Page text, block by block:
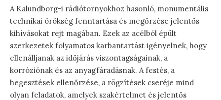
A Kalundborg-i rádiótornyokhoz hasonló, monumentális
technikai örökség fenntartása és megőrzése jelentős
kihívásokat rejt magában. Ezek az acélból épült
szerkezetek folyamatos karbantartást igényelnek, hogy
ellenálljanak az időjárás viszontagságainak, a
korróziónak és az anyagfáradásnak. A festés, a
hegesztések ellenőrzése, a rögzítések cseréje mind
olyan feladatok, amelyek szakértelmet és jelentős